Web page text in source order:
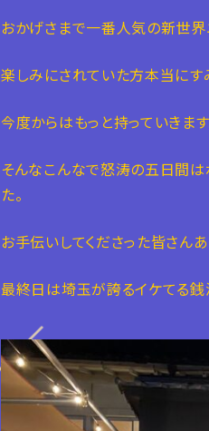
おかげさまで一番人気の新世
楽しみにされていた方本当にす
今度からはもっと持っていきます
そんなこんなで怒涛の五日間は
た。
お手伝いしてくださった皆さん
最終日は埼玉が誇るイケてる銭